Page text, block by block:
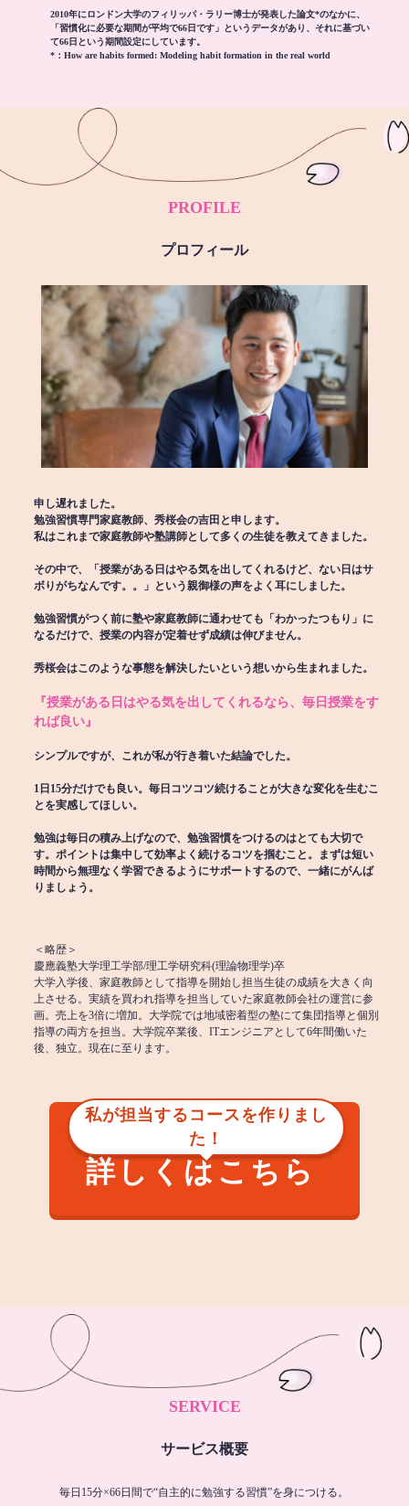
2010年にロンドン大学のフィリッパ・ラリー博士が発表した論文*のなかに、
「習慣化に必要な期間が平均で66日です」というデータがあり、それに基づい
て66日という期間設定にしています。
*： How are habits formed: Modeling habit formation in the real world
PROFILE
プロフィール
申し遅れました。
勉強習慣専門家庭教師、秀桜会の吉田と申します。
私はこれまで家庭教師や塾講師として多くの生徒を教えてきました。
その中で、「授業がある日はやる気を出してくれるけど、ない日はサ
ボりがちなんです。。」という親御様の声をよく耳にしました。
勉強習慣がつく前に塾や家庭教師に通わせても「わかったつもり」に
なるだけで、授業の内容が定着せず成績は伸びません。
秀桜会はこのような事態を解決したいという想いから生まれました。
『授業がある日はやる気を出してくれるなら、毎日授業をす
れば良い』
シンプルですが、これが私が行き着いた結論でした。
1日15分だけでも良い。毎日コツコツ続けることが大きな変化を生むこ
とを実感してほしい。
勉強は毎日の積み上げなので、勉強習慣をつけるのはとても大切で
す。ポイントは集中して効率よく続けるコツを掴むこと。まずは短い
時間から無理なく学習できるようにサポートするので、一緒にがんば
りましょう。
＜略歴＞
慶應義塾大学理工学部/理工学研究科(理論物理学)卒
大学入学後、家庭教師として指導を開始し担当生徒の成績を大きく向
上させる。実績を買われ指導を担当していた家庭教師会社の運営に参
画。売上を3倍に増加。大学院では地域密着型の塾にて集団指導と個別
指導の両方を担当。大学院卒業後、ITエンジニアとして6年間働いた
後、独立。現在に至ります。
私が担当するコースを作りまし
た！
詳しくはこちら
SERVICE
サービス概要
毎日15分×66日間で“自主的に勉強する習慣”を身につける。